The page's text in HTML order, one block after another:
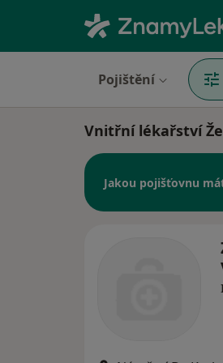
Pojištění
Vnitřní lékařství
Jakou pojišťovnu